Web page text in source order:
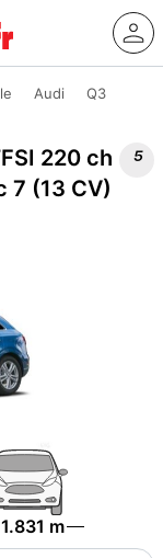
Audi
Q3
220 ch
7 (13 CV)

1.831 m